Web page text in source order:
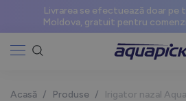
Livrarea se efectuează doar pe
Moldova, gratuit pentru
Acasă / Produse / Irigator nazal